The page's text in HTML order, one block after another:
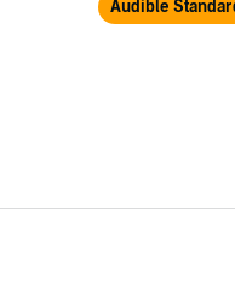
Audible